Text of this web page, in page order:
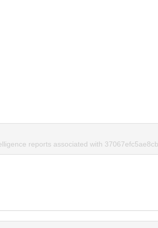
reports associated with